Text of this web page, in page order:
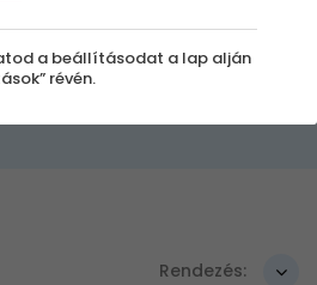
Rendezés:
a beállításodat a lap alján
révén.